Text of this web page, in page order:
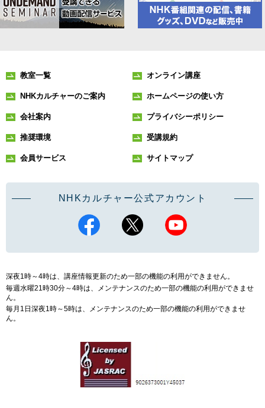
教室一覧 オンライン講座
NHKカルチャーのご案内 ホームページの使い方
会社案内 プライバシーポリシー
推奨環境 受講規約
会員サービス サイトマップ
NHKカルチャー公式アカウント
深夜1時～4時は、講座情報更新のため一部の機能の利用ができません。
毎週水曜21時30分～4時は、メンテナンスのため一部の機能の利用ができませ
ん。
毎月1日深夜1時～5時は、メンテナンスのため一部の機能の利用ができませ
ん。